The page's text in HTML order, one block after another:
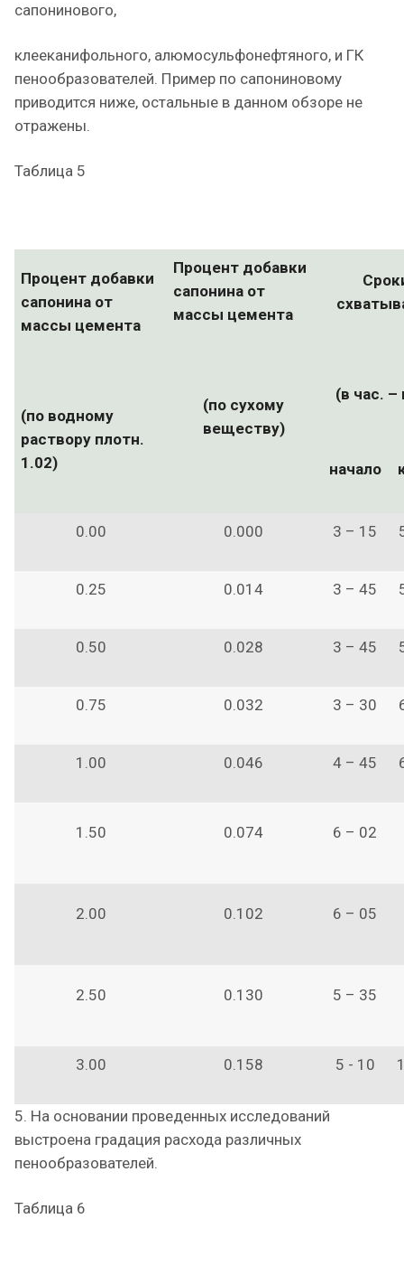
сапонинового,
клееканифольного, алюмосульфонефтяного, и ГК
пенообразователей. Пример по сапониновому
приводится ниже, остальные в данном обзоре не
отражены.
Таблица 5
Процент добавки
сапонина от
массы цемента
(по водному
раствору плотн.
1.02)
Процент добавки
сапонина от
массы цемента
(по сухому
веществу)
(в час. –
начало
0.00 0.000 3 – 15
0.25 0.014 3 – 45
0.50 0.028 3 – 45
0.75 0.032 3 – 30
1.00 0.046 4 – 45
1.50 0.074 6 – 02
2.00 0.102 6 – 05
2.50 0.130 5 – 35
3.00 0.158 5 - 10
5. На основании проведенных исследований
выстроена градация расхода различных
пенообразователей.
Таблица 6